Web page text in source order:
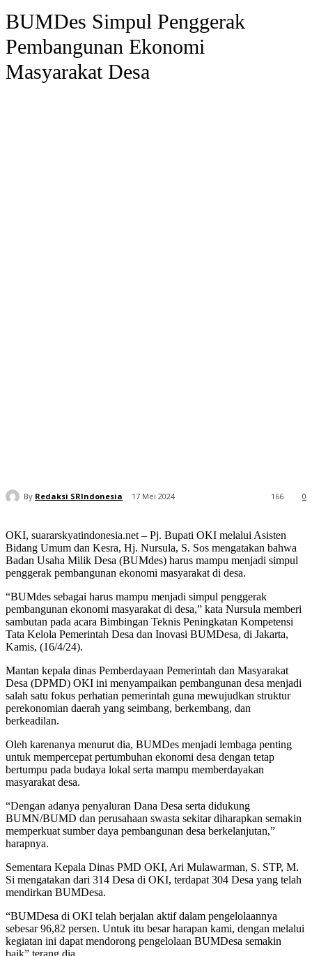
BUMDes Simpul Penggerak
Pembangunan Ekonomi
Masyarakat Desa
By Redaksi SRIndonesia 17 Mei 2024 0
166
OKI, suararskyatindonesia.net – Pj. Bupati OKI melalui Asisten
Bidang Umum dan Kesra, Hj. Nursula, S. Sos mengatakan bahwa
Badan Usaha Milik Desa (BUMdes) harus mampu menjadi simpul
penggerak pembangunan ekonomi masyarakat di desa.
“BUMdes sebagai harus mampu menjadi simpul penggerak
pembangunan ekonomi masyarakat di desa,” kata Nursula memberi
sambutan pada acara Bimbingan Teknis Peningkatan Kompetensi
Tata Kelola Pemerintah Desa dan Inovasi BUMDesa, di Jakarta,
Kamis, (16/4/24).
Mantan kepala dinas Pemberdayaan Pemerintah dan Masyarakat
Desa (DPMD) OKI ini menyampaikan pembangunan desa menjadi
salah satu fokus perhatian pemerintah guna mewujudkan struktur
perekonomian daerah yang seimbang, berkembang, dan
berkeadilan.
Oleh karenanya menurut dia, BUMDes menjadi lembaga penting
untuk mempercepat pertumbuhan ekonomi desa dengan tetap
bertumpu pada budaya lokal serta mampu memberdayakan
masyarakat desa.
“Dengan adanya penyaluran Dana Desa serta didukung
BUMN/BUMD dan perusahaan swasta sekitar diharapkan semakin
memperkuat sumber daya pembangunan desa berkelanjutan,”
harapnya.
Sementara Kepala Dinas PMD OKI, Ari Mulawarman, S. STP, M.
Si mengatakan dari 314 Desa di OKI, terdapat 304 Desa yang telah
mendirkan BUMDesa.
“BUMDesa di OKI telah berjalan aktif dalam pengelolaannya
sebesar 96,82 persen. Untuk itu besar harapan kami, dengan melalui
kegiatan ini dapat mendorong pengelolaan BUMDesa semakin
baik” terang dia.